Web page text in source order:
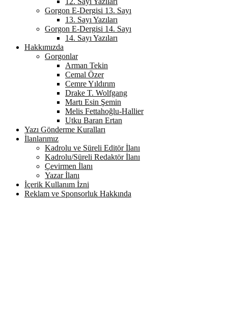
Gorgon E-Dergisi 13. Sayı
13. Sayı Yazıları
Gorgon E-Dergisi 14. Sayı
14. Sayı Yazıları
Hakkımızda
Gorgonlar
Arman Tekin
Cemal Özer
Cemre Yıldırım
Drake T. Wolfgang
Martı Esin Şemin
Melis Fettahoğlu-Hallier
Utku Baran Ertan
Yazı Gönderme Kuralları
İlanlarımız
Kadrolu ve Süreli Editör İlanı
Kadrolu/Süreli Redaktör İlanı
Çevirmen İlanı
Yazar İlanı
İçerik Kullanım İzni
Reklam ve Sponsorluk Hakkında